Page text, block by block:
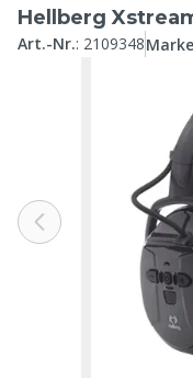
Hellberg
Art.-Nr.: 2109348Marke